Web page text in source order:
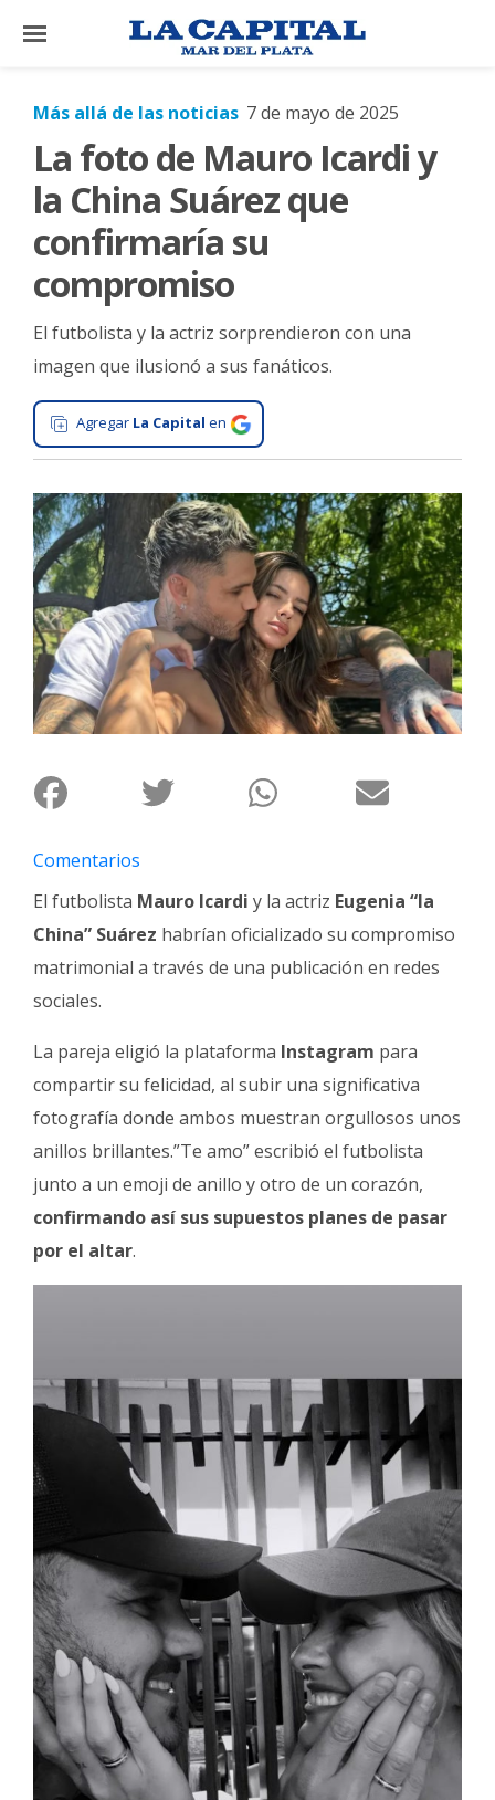
×
El
País
Mundo
La
Cultura
Tecnología
Gastronomía
Interés
General
La
Ciudad
Deportes
Arte
y
Policiales
Fotos
de
Clasificados
Fúnebres
Más allá de las noticias 7 de mayo de 2025
La foto de Mauro Icardi y
la China Suárez que
confirmaría su
compromiso
El futbolista y la actriz sorprendieron con una
imagen que ilusionó a sus fanáticos.
Agregar La Capital en
Comentarios
El futbolista Mauro Icardi y la actriz Eugenia “la
China” Suárez habrían oficializado su compromiso
matrimonial a través de una publicación en redes
sociales.
La pareja eligió la plataforma Instagram para
compartir su felicidad, al subir una significativa
fotografía donde ambos muestran orgullosos unos
anillos brillantes.”Te amo” escribió el futbolista
junto a un emoji de anillo y otro de un corazón,
confirmando así sus supuestos planes de pasar
por el altar.